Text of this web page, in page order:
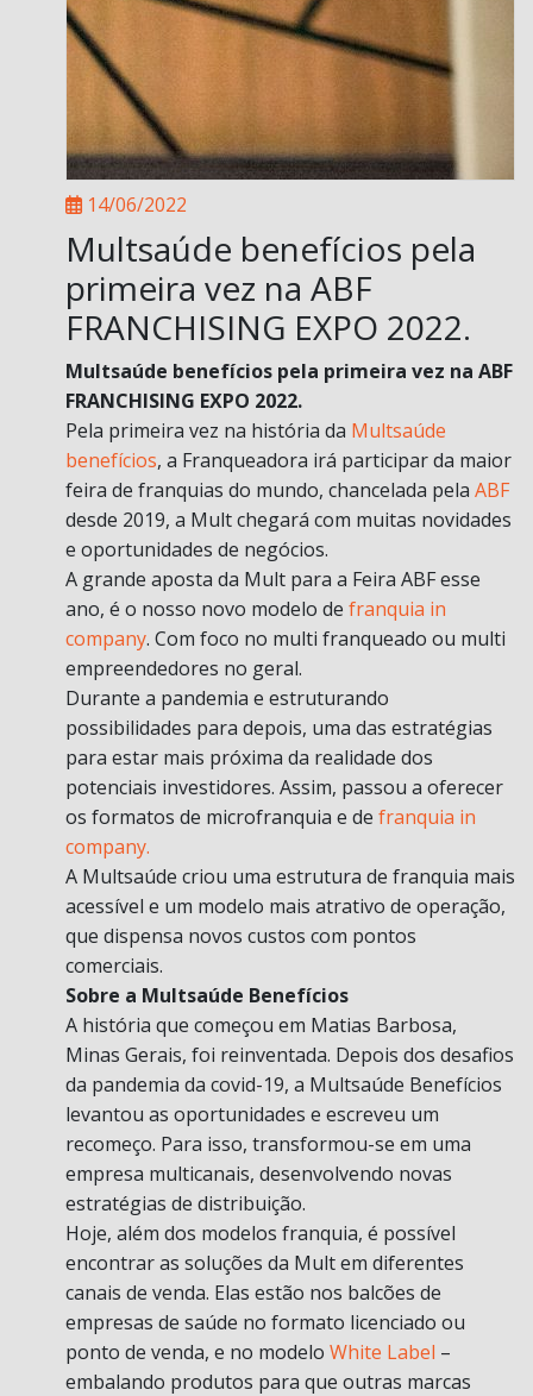
14/06/2022
Multsaúde benefícios pela
primeira vez na ABF
FRANCHISING EXPO 2022.
Multsaúde benefícios pela primeira vez na ABF
FRANCHISING EXPO 2022.
Pela primeira vez na história da Multsaúde
benefícios, a Franqueadora irá participar da maior
feira de franquias do mundo, chancelada pela ABF
desde 2019, a Mult chegará com muitas novidades
e oportunidades de negócios.
A grande aposta da Mult para a Feira ABF esse
ano, é o nosso novo modelo de franquia in
company. Com foco no multi franqueado ou multi
empreendedores no geral.
Durante a pandemia e estruturando
possibilidades para depois, uma das estratégias
para estar mais próxima da realidade dos
potenciais investidores. Assim, passou a oferecer
os formatos de microfranquia e de franquia in
company.
A Multsaúde criou uma estrutura de franquia mais
acessível e um modelo mais atrativo de operação,
que dispensa novos custos com pontos
comerciais.
Sobre a Multsaúde Benefícios
A história que começou em Matias Barbosa,
Minas Gerais, foi reinventada. Depois dos desafios
da pandemia da covid-19, a Multsaúde Benefícios
levantou as oportunidades e escreveu um
recomeço. Para isso, transformou-se em uma
empresa multicanais, desenvolvendo novas
estratégias de distribuição.
Hoje, além dos modelos franquia, é possível
encontrar as soluções da Mult em diferentes
canais de venda. Elas estão nos balcões de
empresas de saúde no formato licenciado ou
ponto de venda, e no modelo White Label –
embalando produtos para que outras marcas